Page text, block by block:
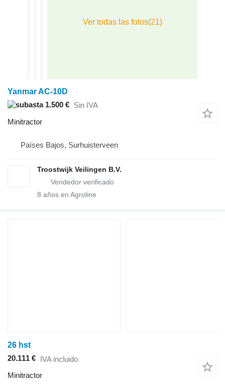
Yanmar AC-10D
1.500 € Sin IVA
Minitractor
Países Bajos, Surhuisterveen
Troostwijk Veilingen B.V.
8 años en Agroline
26 hst
20.111 € IVA incluido
Minitractor